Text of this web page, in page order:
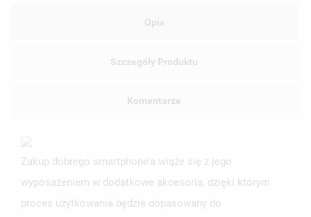
Opis
Szczegóły Produktu
Komentarze
Zakup dobrego smartphone’a wiąże się z jego
wyposażeniem w dodatkowe akcesoria, dzięki którym
proces użytkowania będzie dopasowany do